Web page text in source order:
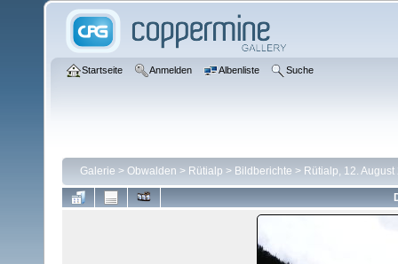
Startseite Anmelden Albenliste Suche
Galerie > Obwalden > Rütialp > Bildberichte > Rütialp, 12. August